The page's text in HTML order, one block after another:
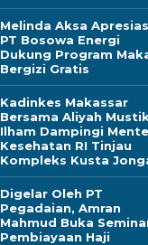
Melinda Aksa
PT Bosowa Energi
Dukung Program
Bergizi Gratis
Kadinkes Makassar
Bersama Aliyah
Ilham Dampingi
Kesehatan RI Tinjau
Kompleks Kusta
Digelar Oleh PT
Pegadaian, Amran
Mahmud Buka
Pembiayaan Haji